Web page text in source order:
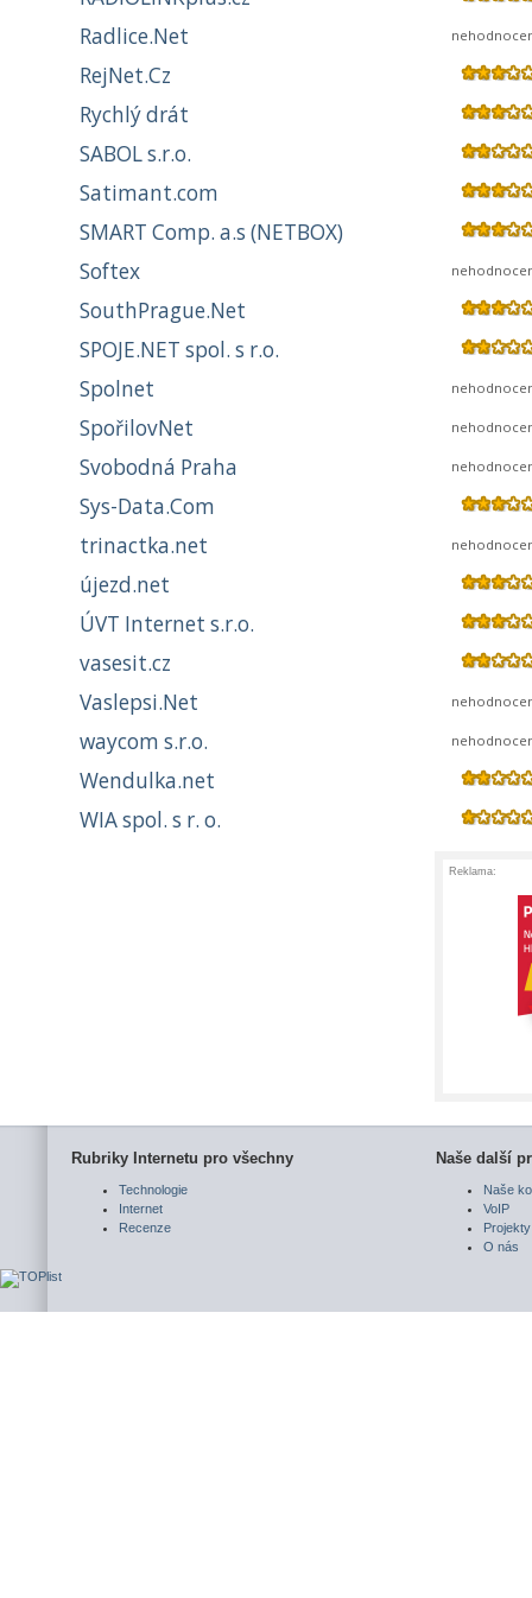
Radlice.Net
RejNet.Cz
Rychlý drát
SABOL s.r.o.
Satimant.com
SMART Comp. a.s (NETBOX)
Softex
SouthPrague.Net
SPOJE.NET spol. s r.o.
Spolnet
SpořilovNet
Svobodná Praha
Sys-Data.Com
trinactka.net
újezd.net
ÚVT Internet s.r.o.
vasesit.cz
Vaslepsi.Net
waycom s.r.o.
Wendulka.net
WIA spol. s r. o.
Reklama:
Rubriky Internetu pro všechny
Technologie
Internet
Recenze
Naše další
Naše
VoIP
Projekty
O nás